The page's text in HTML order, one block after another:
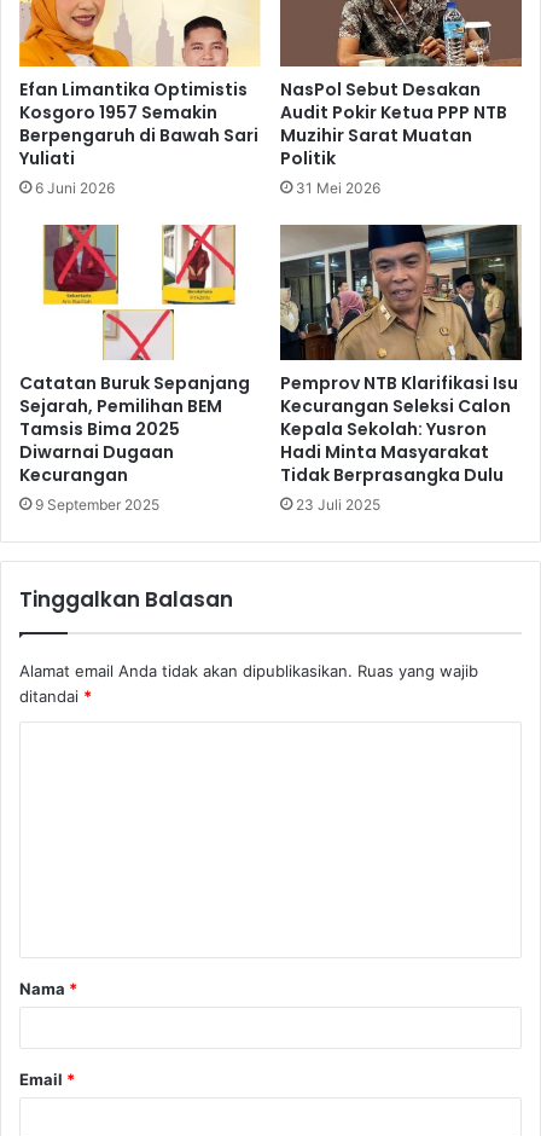
Efan Limantika Optimistis
Kosgoro 1957 Semakin
Berpengaruh di Bawah Sari
Yuliati
6 Juni 2026
NasPol Sebut Desakan
Audit Pokir Ketua PPP NTB
Muzihir Sarat Muatan
Politik
31 Mei 2026
Catatan Buruk Sepanjang
Sejarah, Pemilihan BEM
Tamsis Bima 2025
Diwarnai Dugaan
Kecurangan
9 September 2025
Pemprov NTB Klarifikasi Isu
Kecurangan Seleksi Calon
Kepala Sekolah: Yusron
Hadi Minta Masyarakat
Tidak Berprasangka Dulu
23 Juli 2025
Tinggalkan Balasan
Alamat email Anda tidak akan dipublikasikan. Ruas yang wajib
ditandai *
a
r
Nama *
Email *